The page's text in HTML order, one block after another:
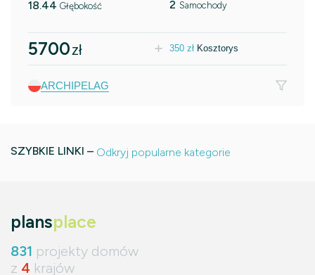
18.44 Głębokość 2 Samochody
5700zł 350 zł Kosztorys
ARCHIPELAG
SZYBKIE LINKI – Odkryj popularne kategorie
plansplace
831 projekty domów
z 4 krajów